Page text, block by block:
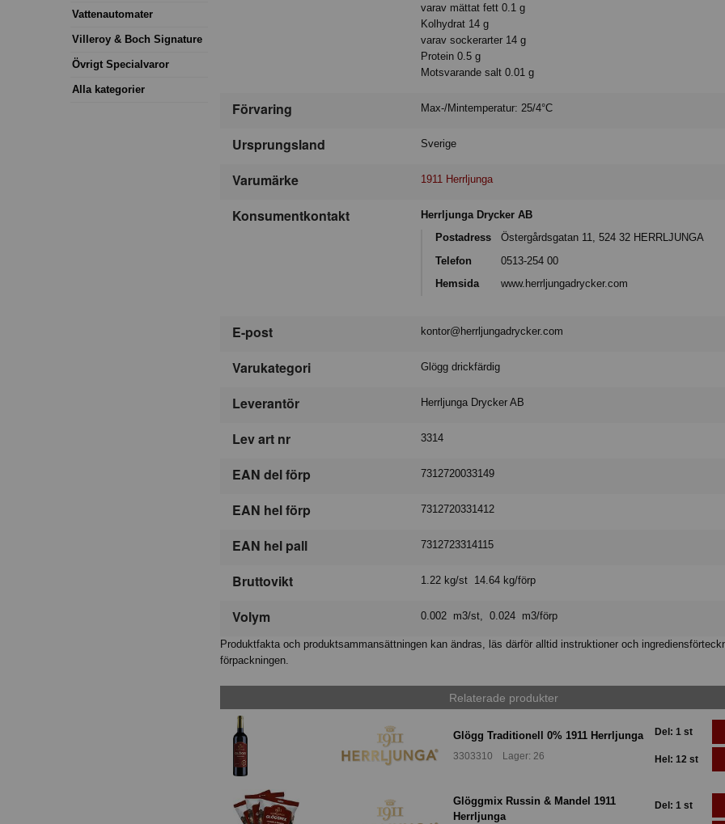
Vattenautomater
Villeroy & Boch Signature
Övrigt Specialvaror
Alla kategorier
varav mättat fett 0.1 g
Kolhydrat 14 g
varav sockerarter 14 g
Protein 0.5 g
Motsvarande salt 0.01 g
Förvaring Max-/Mintemperatur: 25/4°C
Ursprungsland Sverige
Varumärke 1911 Herrljunga
Konsumentkontakt
Herrljunga Drycker AB
Postadress
Östergårdsgatan 11, 524 32 HERRLJUNGA
Telefon
0513-254 00
Hemsida
www.herrljungadrycker.com
E-post kontor@herrljungadrycker.com
Varukategori Glögg drickfärdig
Leverantör Herrljunga Drycker AB
Lev art nr 3314
EAN del förp 7312720033149
EAN hel förp 7312720331412
EAN hel pall 7312723314115
Bruttovikt 1.22 kg/st 14.64 kg/förp
Volym 0.002 m3/st, 0.024 m3/förp
Produktfakta och produktsammansättningen kan ändras, läs därför alltid instruktioner och
förpackningen.
Relaterade produkter
Glögg Traditionell 0% 1911 Herrljunga
3303310 Lager: 26
Del: 1 st
Hel: 12 st
Glöggmix Russin & Mandel 1911
Herrljunga
Del: 1 st